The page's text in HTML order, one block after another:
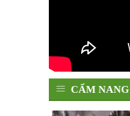
CẨM NANG